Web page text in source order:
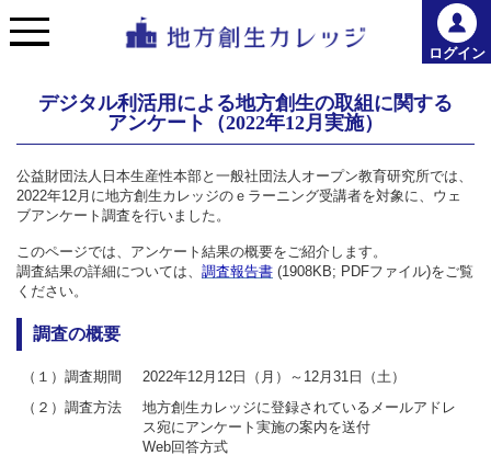
ログイン
デジタル利活用による地方創生の取組に関する
アンケート（2022年12月実施）
公益財団法人日本生産性本部と一般社団法人オープン教育研究所では、
2022年12月に地方創生カレッジのｅラーニング受講者を対象に、ウェ
ブアンケート調査を行いました。
このページでは、アンケート結果の概要をご紹介します。
調査結果の詳細については、 調査報告書 (1908KB; PDFファイル)をご覧
ください。
調査の概要
（１）調査期間
2022年12月12日（月）～12月31日（土）
（２）調査方法
地方創生カレッジに登録されているメールアドレ
ス宛にアンケート実施の案内を送付
Web回答方式